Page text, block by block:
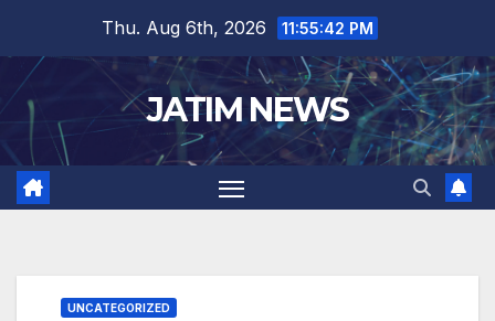
content
Thu. Aug 6th, 2026 11:55:42 PM
JATIM NEWS
UNCATEGORIZED